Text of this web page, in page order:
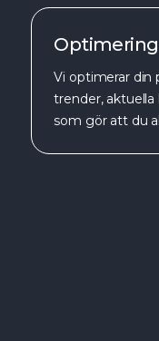
Optimering
Vi optimerar din
trender, aktuella
som gör att du